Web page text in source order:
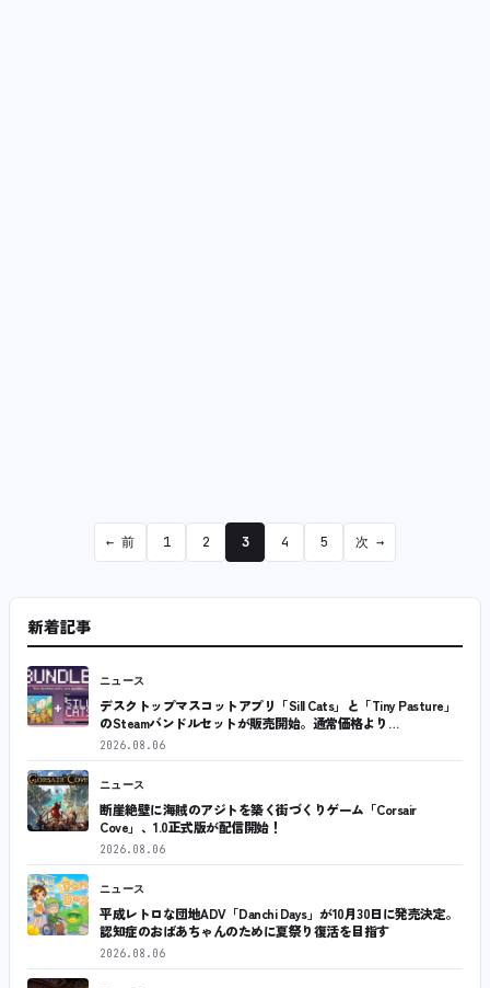
← 前 1 2 3 4 5 次 →
新着記事
ニュース
デスクトップマスコットアプリ「Sill Cats」と「Tiny Pasture」
のSteamバンドルセットが販売開始。通常価格より…
2026.08.06
ニュース
断崖絶壁に海賊のアジトを築く街づくりゲーム「Corsair
Cove」、1.0正式版が配信開始！
2026.08.06
ニュース
平成レトロな団地ADV「Danchi Days」が10月30日に発売決定。
認知症のおばあちゃんのために夏祭り復活を目指す
2026.08.06